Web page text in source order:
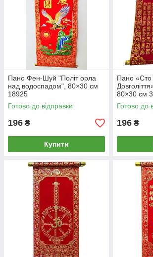
Пано Фен-Шуй "Політ орла
над водоспадом", 80×30 см
18925
Готово до відправки
196 ₴
Купити
Пано «Сто
80×30 см
Готово до
196 ₴